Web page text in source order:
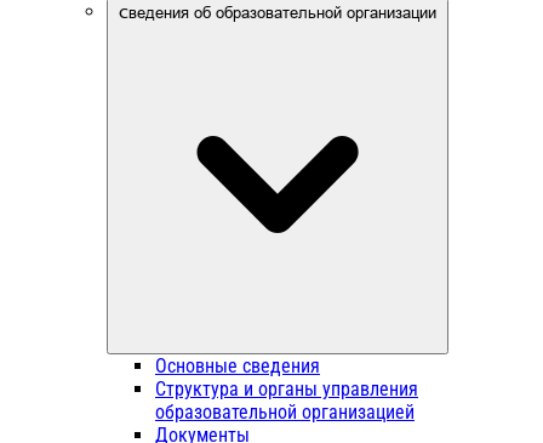
Сведения об образовательной организации
Основные сведения
Структура и органы управления
образовательной организацией
Документы